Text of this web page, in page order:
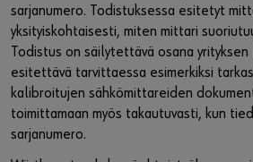
sarjanumero. Todistuksessa esitetyt
yksityiskohtaisesti, miten mittari
Todistus on säilytettävä osana
esitettävä tarvittaessa esimerkiksi
kalibroitujen sähkömittareiden
toimittamaan myös takautuvasti, kun
sarjanumero.